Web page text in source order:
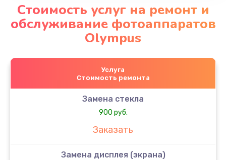
Стоимость услуг на ремонт и
обслуживание фотоаппаратов
Olympus
Услуга
Стоимость ремонта
Замена стекла
900 руб.
Заказать
Замена дисплея (экрана)